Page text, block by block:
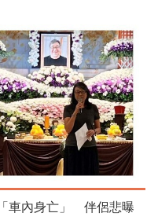
車內身亡」 伴侶悲曝